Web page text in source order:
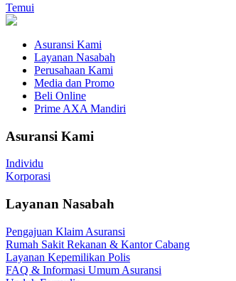
Temui
Asuransi Kami
Layanan Nasabah
Perusahaan Kami
Media dan Promo
Beli Online
Prime AXA Mandiri
Asuransi Kami
Individu
Korporasi
Layanan Nasabah
Pengajuan Klaim Asuransi
Rumah Sakit Rekanan & Kantor Cabang
Layanan Kepemilikan Polis
FAQ & Informasi Umum Asuransi